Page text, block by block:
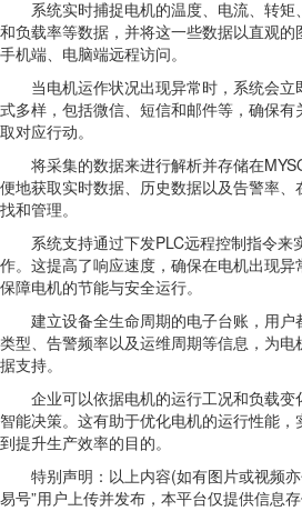
系统实时捕捉电机的温度、电流、转矩
和负载率等数据，并将这一些数据以直观
手机端、电脑端远程访问。
当电机运作状况出现异常时，系统会立
式多样，包括微信、短信和邮件等，确保
取对应行动。
将采集的数据来进行解析并存储在
便地获取实时数据、历史数据以及告警率
找和管理。
系统支持通过下发PLC远程控制指令来
作。这提高了响应速度，确保在电机出现异
保障电机的节能与安全运行。
建立设备全生命周期的电子台账，用户
类型、告警频率以及运维周期等信息，为
据支持。
企业可以依据电机的运行工况和负载变
智能决策。这有助于优化电机的运行性能
到提升生产效率的目的。
特别声明：以上内容(如有图片或视频亦
易号”用户上传并发布，本平台仅提供信息存